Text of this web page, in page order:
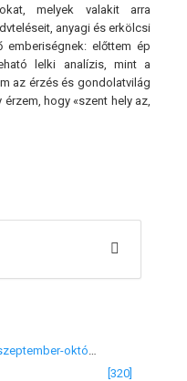
melyek valakit arra
anyagi és erkölcsi
emberiségnek: előttem ép
lelki analízis, mint a
az érzés és gondolatvilág
hogy «szent hely az,
[320]